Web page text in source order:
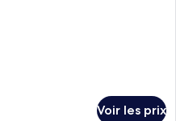
Voir les prix